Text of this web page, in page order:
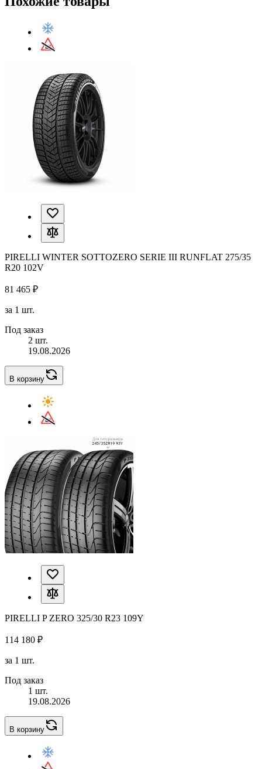
PIRELLI WINTER SOTTOZERO SERIE III RUNFLAT 275/35
R20 102V
81 465 ₽
за 1 шт.
Под заказ
2 шт.
19.08.2026
В корзину
PIRELLI P ZERO 325/30 R23 109Y
114 180 ₽
за 1 шт.
Под заказ
1 шт.
19.08.2026
В корзину